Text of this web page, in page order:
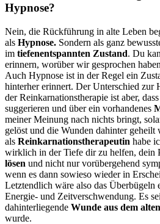
Hypnose?
Nein, die Rückführung in alte Leben
als Hypnose. Sondern als ganz
im tiefenentspannten Zustand. Du
erinnern, worüber wir gesprochen
Auch Hypnose ist in der Regel ein
hinterher erinnert. Der Unterschied zur
der Reinkarnationstherapie ist aber,
suggerieren und über ein vorhandenes
meiner Meinung nach nichts bringt,
gelöst und die Wunden dahinter geheilt
als Reinkarnationstherapeutin habe
wirklich in der Tiefe dir zu helfen, dein
lösen und nicht nur vorübergehend
wenn es dann sowieso wieder in
Letztendlich wäre also das Überbügeln
Energie- und Zeitverschwendung. Es
dahinterliegende Wunde aus dem
wurde.